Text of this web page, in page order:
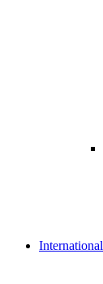
International